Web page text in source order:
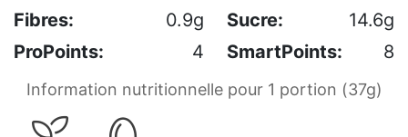
Fibres:
0.9g Sucre:
14.6g
ProPoints:
4 SmartPoints: 8
Information nutritionnelle pour 1 portion (37g)